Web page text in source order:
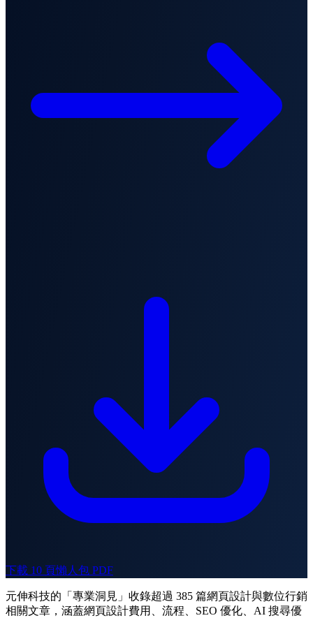
下載 10 頁懶人包 PDF
元伸科技的「專業洞見」收錄超過 385 篇網頁設計與數位行銷
相關文章，涵蓋網頁設計費用、流程、SEO 優化、AI 搜尋優